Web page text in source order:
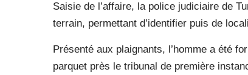
Saisie de l’affaire, la police judiciaire de
terrain, permettant d’identifier puis de
Présenté aux plaignants, l’homme a été
parquet près le tribunal de première